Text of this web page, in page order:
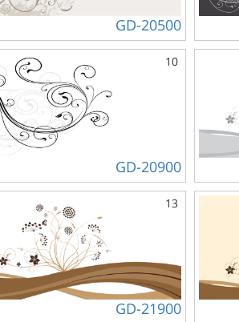
GD-20500
GD-20900
10
GD-21900
13